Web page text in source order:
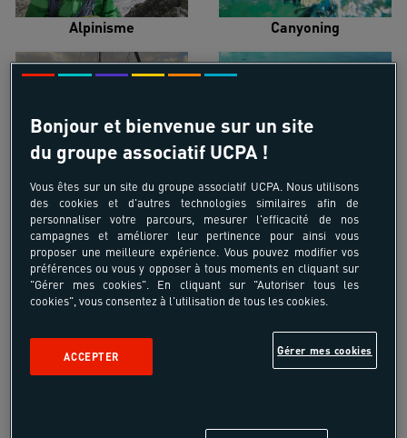
Alpinisme Canyoning
Croisière voilier Kayak de mer
Trail Trek-Randonnée pédestre
Vélo de randonnée
Bonjour et bienvenue sur un site
du groupe associatif UCPA !
Vous êtes sur un site du groupe associatif UCPA. Nous utilisons
des cookies et d'autres technologies similaires afin de
personnaliser votre parcours, mesurer l'efficacité de nos
campagnes et améliorer leur pertinence pour ainsi vous
proposer une meilleure expérience. Vous pouvez modifier vos
préférences ou vous y opposer à tous moments en cliquant sur
"Gérer mes cookies". En cliquant sur "Autoriser tous les
cookies", vous consentez à l'utilisation de tous les cookies.
Gérer mes cookies
ACCEPTER